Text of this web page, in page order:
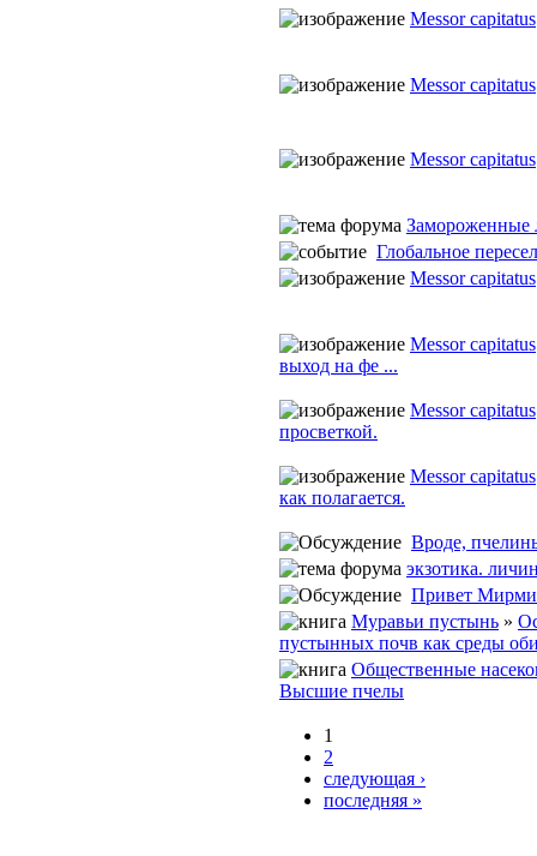
Messor capitatus
Messor capitatus
Messor capitatus
Замороженные
Глобальное
Messor capitatus
Messor capitatus
выход на фе ...
Messor capitatus
просветкой.
Messor capitatus
как полагается.
Вроде,
экзотика.
Привет
Муравьи пустынь »
пустынных почв как среды
Общественные
Высшие пчелы
1
2
следующая ›
последняя »